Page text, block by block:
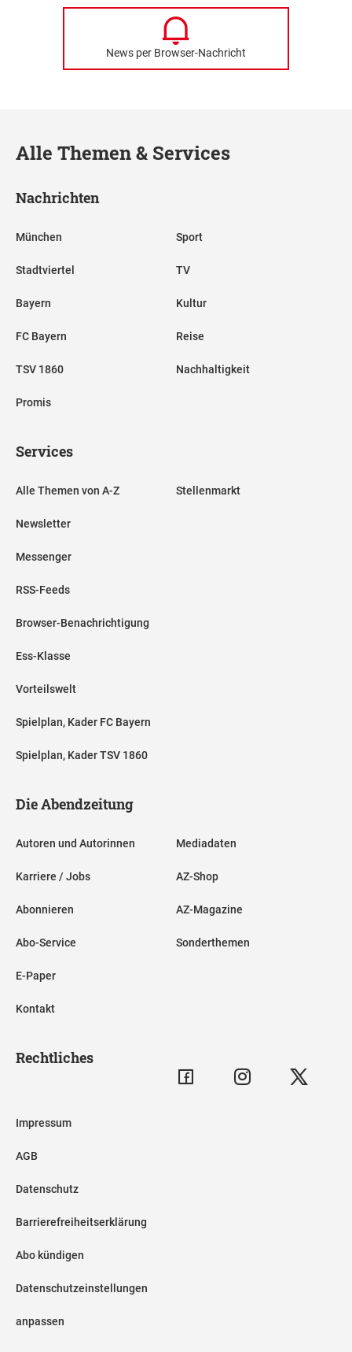
News per Browser-Nachricht
Alle Themen & Services
Nachrichten
München
Stadtviertel
Bayern
FC Bayern
TSV 1860
Promis
Sport
TV
Kultur
Reise
Nachhaltigkeit
Services
Alle Themen von A-Z
Newsletter
Messenger
RSS-Feeds
Browser-Benachrichtigung
Ess-Klasse
Vorteilswelt
Spielplan, Kader FC Bayern
Spielplan, Kader TSV 1860
Stellenmarkt
Die Abendzeitung
Autoren und Autorinnen
Karriere / Jobs
Abonnieren
Abo-Service
E-Paper
Kontakt
Mediadaten
AZ-Shop
AZ-Magazine
Sonderthemen
Rechtliches
Impressum
AGB
Datenschutz
Barrierefreiheitserklärung
Abo kündigen
Datenschutzeinstellungen
anpassen